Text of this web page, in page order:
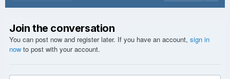
Join the conversation
You can post now and register later. If you have an account, sign in
now to post with your account.